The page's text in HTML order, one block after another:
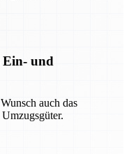
Ein- und
auch das